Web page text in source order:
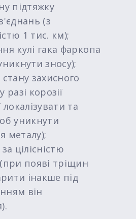
підтяжку
(з
1 тис. км);
кулі гака фаркопа
зносу);
захисного
разі корозії
локалізувати та
уникнути
металу);
цілісністю
появі тріщин
інакше під
він